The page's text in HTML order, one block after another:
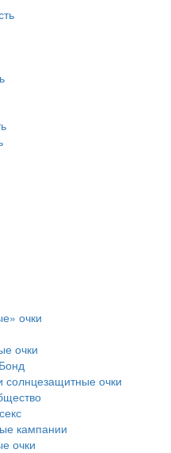
очки
очки
солнцезащитные очки
кампании
очки